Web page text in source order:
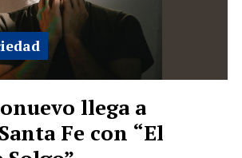
llega a
Fe con “El